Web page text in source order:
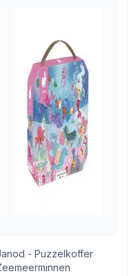
- Puzzelkoffer